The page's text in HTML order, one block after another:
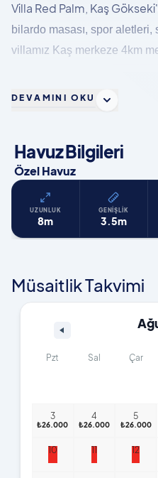
Villa Red Palm, Kaş
bilardo masası, spor
villamız Kaş merkeze 4km
DEVAMINI OKU
Havuz Bilgileri
Özel Havuz
UZUNLUK
8m
GENIŞLIK
3.5m
Müsaitlik Takvimi
Pzt Sal Çar
3
₺26.000
4
₺26.000
5
₺26.000
10 11 12